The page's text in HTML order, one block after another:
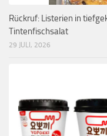
Rückruf: Listerien in
Tintenfischsalat
29 JULI, 2026